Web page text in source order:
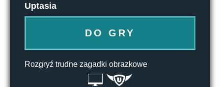
Uptasia
DO GRY
Rozgryź trudne zagadki obrazkowe